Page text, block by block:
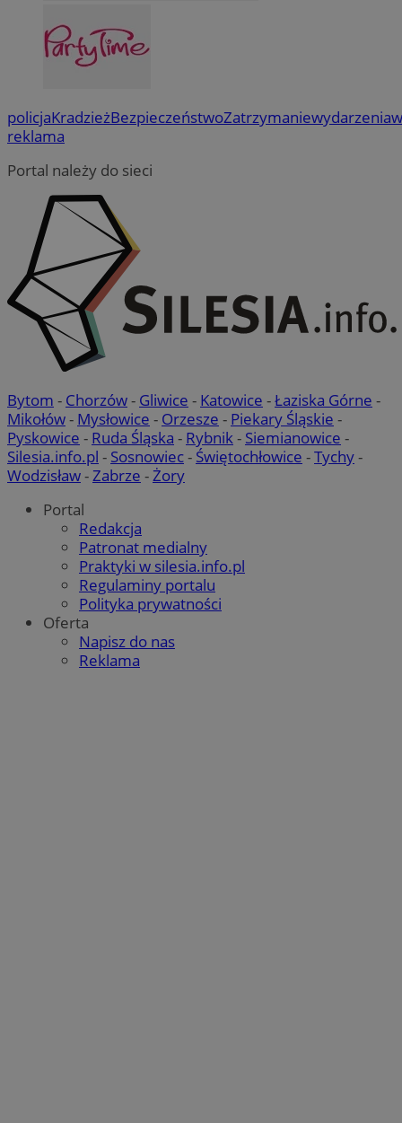
policjaKradzieżBezpieczeństwoZatrzymaniewydarzenia
reklama
Portal należy do sieci
Bytom - Chorzów- Gliwice - Katowice -Łaziska Górne -
Mikołów- Mysłowice - Orzesze - Piekary Śląskie -
Pyskowice - Ruda Śląska - Rybnik- Siemianowice -
Silesia.info.pl - Sosnowiec- Świętochłowice -Tychy-
Wodzisław-Zabrze -Żory
Portal
Redakcja
Patronat medialny
Praktyki w silesia.info.pl
Regulaminy portalu
Polityka prywatności
Oferta
Napisz do nas
Reklama